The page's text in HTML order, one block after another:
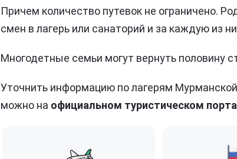
Причем количество путевок не ограничено.
смен в лагерь или санаторий и за каждую из
Многодетные семьи могут вернуть половину
Уточнить информацию по лагерям
можно на официальном туристическом